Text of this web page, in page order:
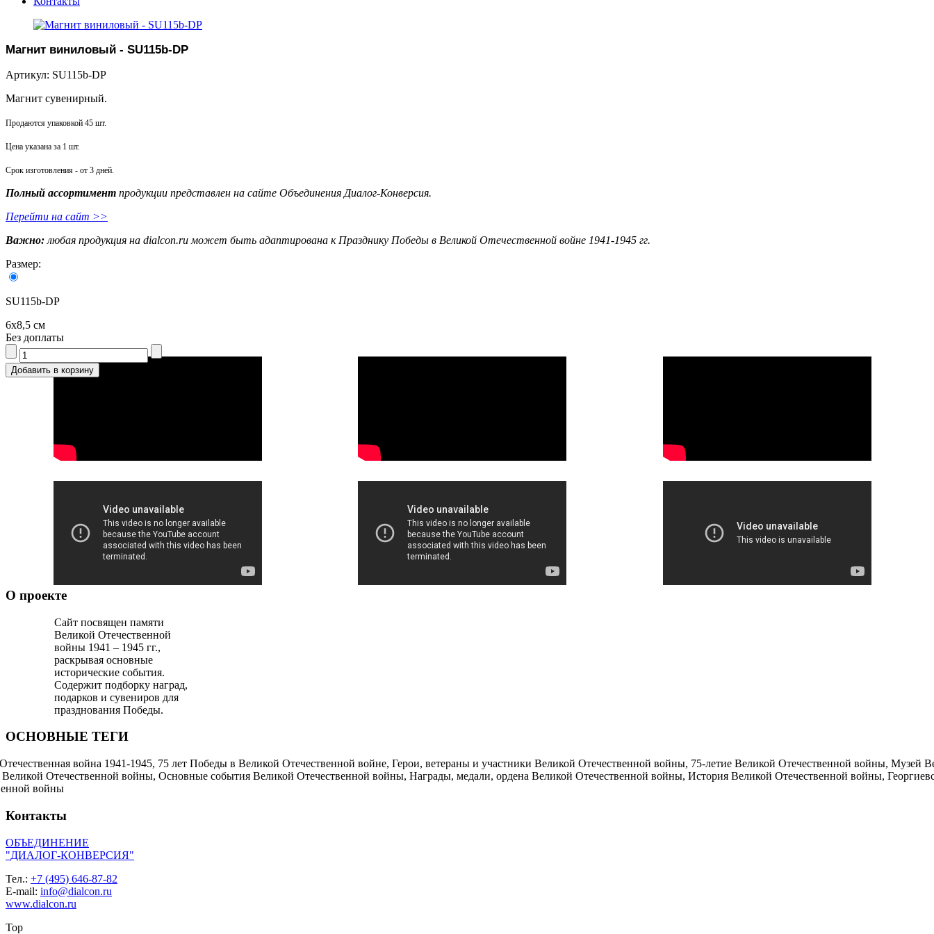
Магнит виниловый - SU115b-DP
Артикул: SU115b-DP
Магнит сувенирный.
Продаются упаковкой 45 шт.
Цена указана за 1 шт.
Срок изготовления - от 3 дней.
Полный ассортимент продукции представлен на сайте Объединения Диалог-Конверсия.
Перейти на сайт >>
Важно: любая продукция на dialcon.ru может быть адаптирована к Празднику Победы в Великой Отечественной войне 1941-1945 гг.
Размер:
SU115b-DP
6х8,5 см
Без доплаты
О проекте
Сайт посвящен памяти
Великой Отечественной
войны 1941 – 1945 гг.,
раскрывая основные
исторические события.
Содержит подборку наград,
подарков и сувениров для
празднования Победы.
ОСНОВНЫЕ ТЕГИ
война 1941-1945, 75 лет Победы в Великой Отечественной войне, Герои, ветераны и участники Великой Отечественной войны, 75-летие Великой Отечественной войны,
Отечественной войны, Основные события Великой Отечественной войны, Награды, медали, ордена Великой Отечественной войны, История Великой Отечественной войны,
войны
Контакты
ОБЪЕДИНЕНИЕ
"ДИАЛОГ-КОНВЕРСИЯ"
Тел.: +7 (495) 646-87-82
E-mail: info@dialcon.ru
www.dialcon.ru
Top